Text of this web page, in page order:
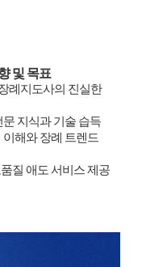
및 목표
례지도사의 진실한
문 지식과 기술 습득
해와 장례 트렌드
질 애도 서비스 제공